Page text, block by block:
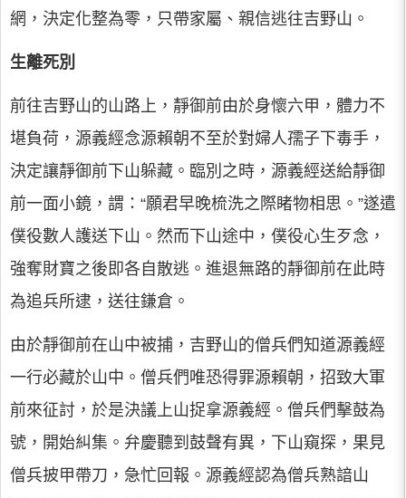
網，決定化整為零，只帶家屬、親信逃往吉野山。
生離死別
前往吉野山的山路上，靜御前由於身懷六甲，體力不
堪負荷，源義經念源賴朝不至於對婦人孺子下毒手，
決定讓靜御前下山躲藏。臨別之時，源義經送給靜御
前一面小鏡，謂：“願君早晚梳洗之際睹物相思。”遂遣
僕役數人護送下山。然而下山途中，僕役心生歹念，
強奪財寶之後即各自散逃。進退無路的靜御前在此時
為追兵所逮，送往鎌倉。
由於靜御前在山中被捕，吉野山的僧兵們知道源義經
一行必藏於山中。僧兵們唯恐得罪源賴朝，招致大軍
前來征討，於是決議上山捉拿源義經。僧兵們擊鼓為
號，開始糾集。弁慶聽到鼓聲有異，下山窺探，果見
僧兵披甲帶刀，急忙回報。源義經認為僧兵熟諳山